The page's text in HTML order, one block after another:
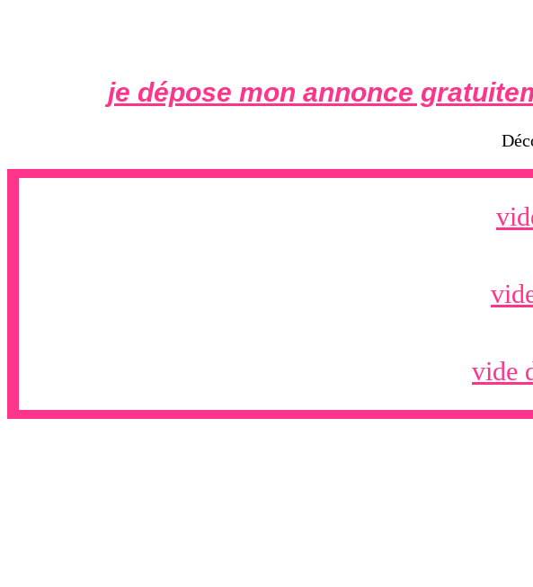
je dépose mon annonce
vide